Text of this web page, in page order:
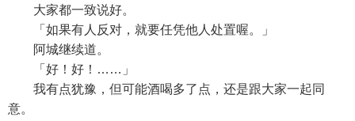
大家都一致说好。
「如果有人反对，就要任凭他人处置喔。」
阿城继续道。
「好！好！……」
我有点犹豫，但可能酒喝多了点，还是跟大家一起同
意。